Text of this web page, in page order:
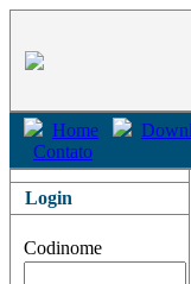
Home
Contato
Login
Codinome